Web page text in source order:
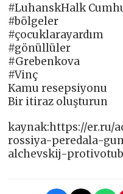
#LuhanskHalk
#bölgeler
#çocuklarayardım
#gönüllüler
#Grebenkova
#Vinç
Kamu resepsiyonu
Bir itiraz oluşturun
kaynak:https://er.ru/
rossiya-peredala-
alchevskij-